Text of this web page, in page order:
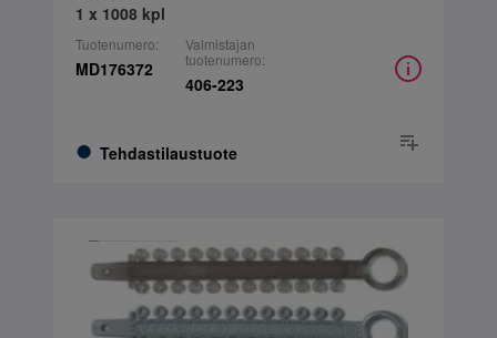
1 x 1008 kpl
Tuotenumero:
MD176372
Tehdastilaustuote
Valmistajan
tuotenumero:
406-223